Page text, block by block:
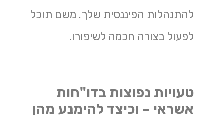
להתנהלות הפיננסית שלך. משם תוכל
לפעול בצורה חכמה לשיפורו.
טעויות נפוצות בדו"חות
אשראי – וכיצד להימנע מהן